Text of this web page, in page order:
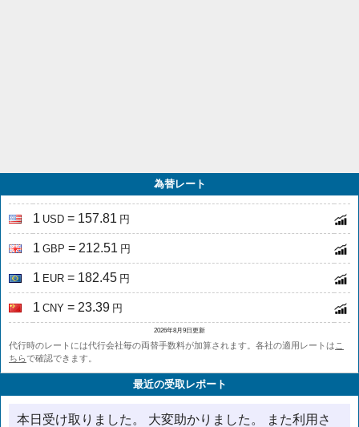
為替レート
1 USD = 157.81 円
1 GBP = 212.51 円
1 EUR = 182.45 円
1 CNY = 23.39 円
2026年8月9日更新
代行時のレートには代行会社毎の両替手数料が加算されます。各社の適用レートは こ
ちらで確認できます。
最近の受取レポート
本日受け取りました。 大変助かりました。 また利用さ